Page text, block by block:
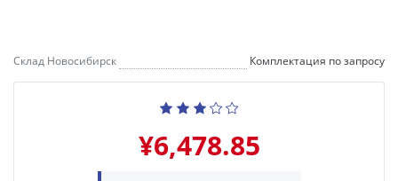
Склад Новосибирск Комплектация по запросу
¥6,478.85